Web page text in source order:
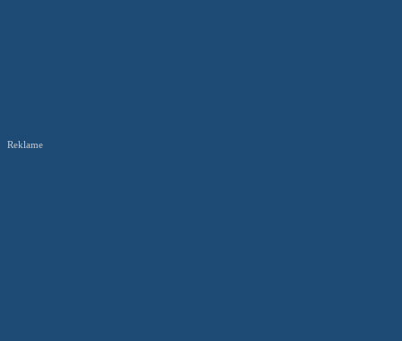
Reklame